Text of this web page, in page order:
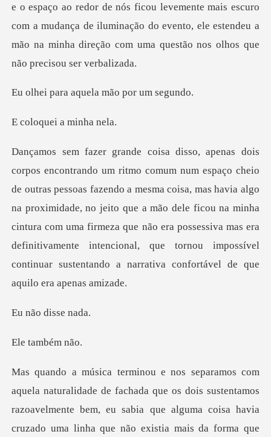
ficou levemente mais escuro
com a mudança de iluminação do evento, ele estendeu
aquela mão p
ei a min
sma coisa, mas havia algo
na proximidade, no jeito que a mão dele ficou na minha
cintura com uma firmeza que não era possessiva mas
disse
ambém
ada que os dois sustentamos
razoavelmente bem, eu sabia que alguma coisa hav